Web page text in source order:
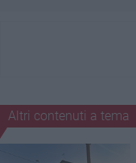
Altri contenuti a tema